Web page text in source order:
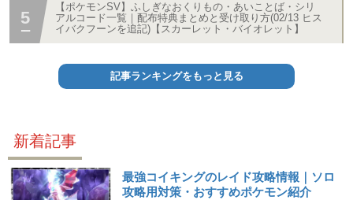
【ポケモンSV】ふしぎなおくりもの・あいことば・シリ
アルコード一覧｜配布特典まとめと受け取り方(02/13 ヒス
イバクフーンを追記)【スカーレット・バイオレット】
記事ランキングをもっと見る
新着記事
最強コイキングのレイド攻略情報｜ソロ
攻略用対策・おすすめポケモン紹介